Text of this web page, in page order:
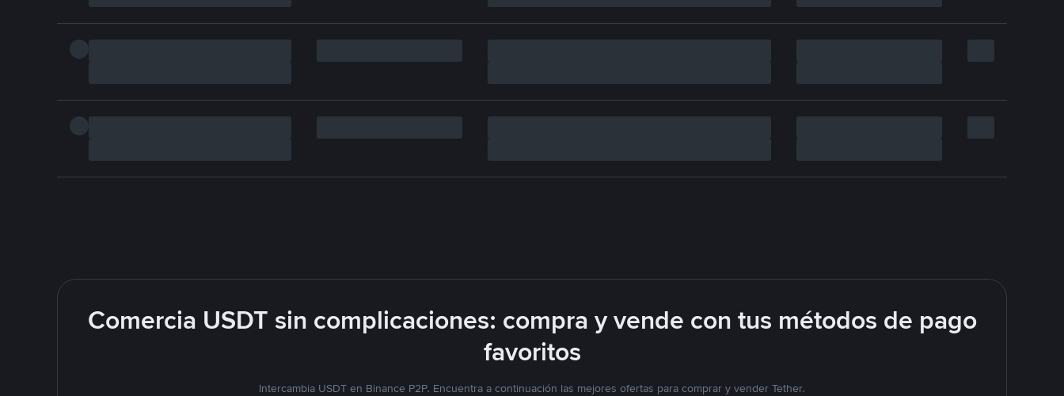
Comercia USDT sin complicaciones: compra y vende con tus métodos de pago
favoritos
Intercambia USDT en Binance P2P. Encuentra a continuación las mejores ofertas para comprar y vender Tether.